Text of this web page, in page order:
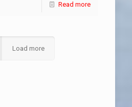
Read more
Load more